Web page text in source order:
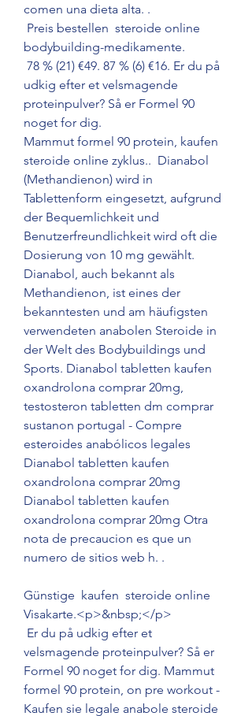
comen una dieta alta. .
bodybuilding-medikamente.
udkig efter et velsmagende
proteinpulver? Så er Formel 90
noget for dig.
Mammut formel 90 protein, kaufen
steroide online zyklus..  Dianabol
(Methandienon) wird in
Tablettenform eingesetzt, aufgrund
der Bequemlichkeit und
Benutzerfreundlichkeit wird oft die
Dosierung von 10 mg gewählt.
Dianabol, auch bekannt als
Methandienon, ist eines der
bekanntesten und am häufigsten
verwendeten anabolen Steroide in
der Welt des Bodybuildings und
Sports. Dianabol tabletten kaufen
oxandrolona comprar 20mg,
testosteron tabletten dm comprar
sustanon portugal - Compre
esteroides anabólicos legales
Dianabol tabletten kaufen
oxandrolona comprar 20mg
Dianabol tabletten kaufen
oxandrolona comprar 20mg Otra
nota de precaucion es que un
numero de sitios web h. .
Günstige  kaufen  steroide online
Visakarte.<p>&nbsp;</p>
velsmagende proteinpulver? Så er
Formel 90 noget for dig. Mammut
formel 90 protein, on pre workout -
Kaufen sie legale anabole steroide